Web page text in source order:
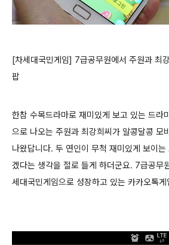
[차세대국민게임] 7급공무원에서 주원과 최
팝
한참 수목드라마로 재미있게 보고 있는 드라
으로 나오는 주원과 최강희씨가 알콩달콩 모
나왔답니다. 두 연인이 무척 재미있게 보이
겠다는 생각을 절로 들게 하더군요. 7급공무
세대국민게임으로 성장하고 있는 카카오톡